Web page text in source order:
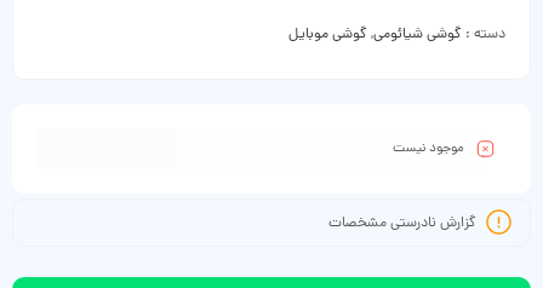
دسته : گوشی شیائومی,گوشی موبایل
موجود نیست
گزارش نادرستی مشخصات